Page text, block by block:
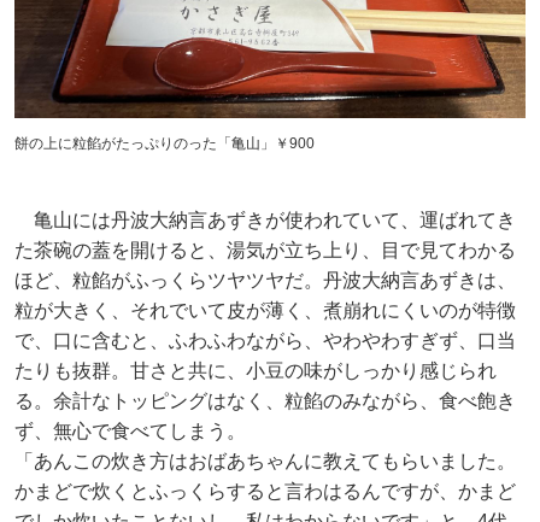
餅の上に粒餡がたっぷりのった「亀山」￥900
亀山には丹波大納言あずきが使われていて、運ばれてき
た茶碗の蓋を開けると、湯気が立ち上り、目で見てわかる
ほど、粒餡がふっくらツヤツヤだ。丹波大納言あずきは、
粒が大きく、それでいて皮が薄く、煮崩れにくいのが特徴
で、口に含むと、ふわふわながら、やわやわすぎず、口当
たりも抜群。甘さと共に、小豆の味がしっかり感じられ
る。余計なトッピングはなく、粒餡のみながら、食べ飽き
ず、無心で食べてしまう。
「あんこの炊き方はおばあちゃんに教えてもらいました。
かまどで炊くとふっくらすると言わはるんですが、かまど